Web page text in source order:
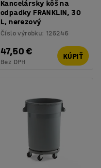
Kancelársky kôš na
odpadky FRANKLIN, 30
L, nerezový
Číslo výrobku:126246
47,50 €
Bez DPH
KÚPIŤ